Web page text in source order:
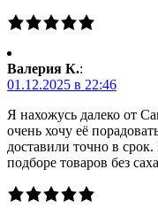
Валерия К.:
01.12.2025 в 22:46
Я нахожусь далеко от
очень хочу её
доставили точно в
подборе товаров без